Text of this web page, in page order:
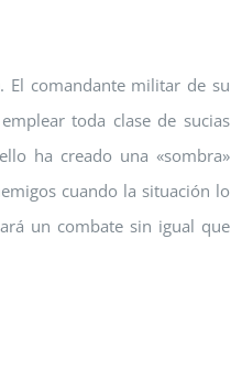
El comandante militar de su
toda clase de sucias
ha creado una «sombra»
cuando la situación lo
un combate sin igual que